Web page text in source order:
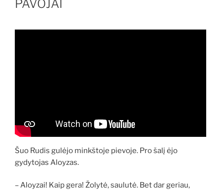
PAVOJAI
Šuo Rudis gulėjo minkštoje pievoje. Pro šalį ėjo
gydytojas Aloyzas.
– Aloyzai! Kaip gera! Žolytė, saulutė. Bet dar geriau,